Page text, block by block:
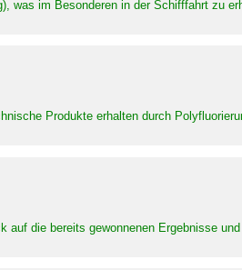
was im Besonderen in der Schifffahrt zu
Produkte erhalten durch
die bereits gewonnenen Ergebnisse